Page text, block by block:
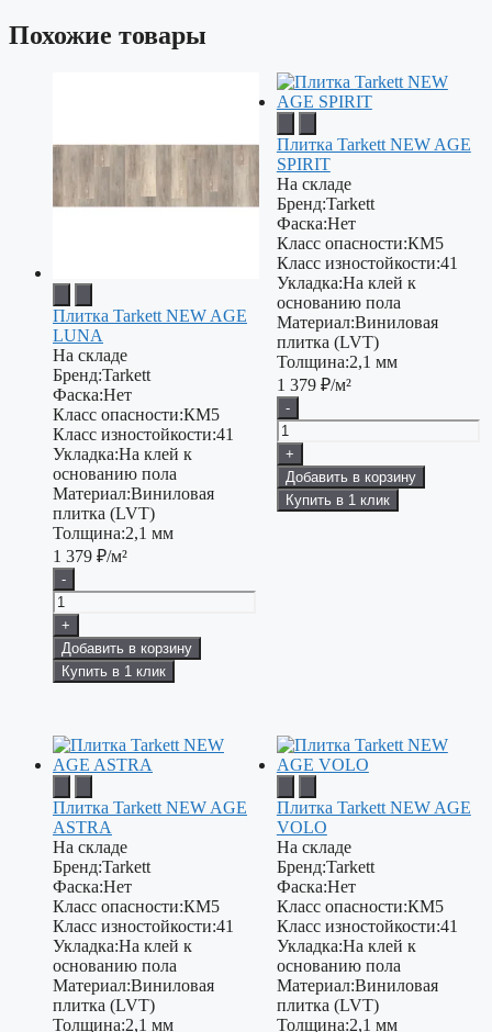
Похожие товары
Плитка Tarkett NEW AGE
LUNA
На складе
Бренд:Tarkett
Фаска:Нет
Класс опасности:КМ5
Класс изностойкости:41
Укладка:На клей к
основанию пола
Материал:Виниловая
плитка (LVT)
Толщина:2,1 мм
1 379 ₽/м²
-
+
Добавить в корзину
Купить в 1 клик
Плитка Tarkett NEW AGE
SPIRIT
На складе
Бренд:Tarkett
Фаска:Нет
Класс опасности:КМ5
Класс изностойкости:41
Укладка:На клей к
основанию пола
Материал:Виниловая
плитка (LVT)
Толщина:2,1 мм
1 379 ₽/м²
-
+
Добавить в корзину
Купить в 1 клик
Плитка Tarkett NEW AGE
ASTRA
На складе
Бренд:Tarkett
Фаска:Нет
Класс опасности:КМ5
Класс изностойкости:41
Укладка:На клей к
основанию пола
Материал:Виниловая
плитка (LVT)
Толщина:2,1 мм
Плитка Tarkett NEW AGE
VOLO
На складе
Бренд:Tarkett
Фаска:Нет
Класс опасности:КМ5
Класс изностойкости:41
Укладка:На клей к
основанию пола
Материал:Виниловая
плитка (LVT)
Толщина:2,1 мм